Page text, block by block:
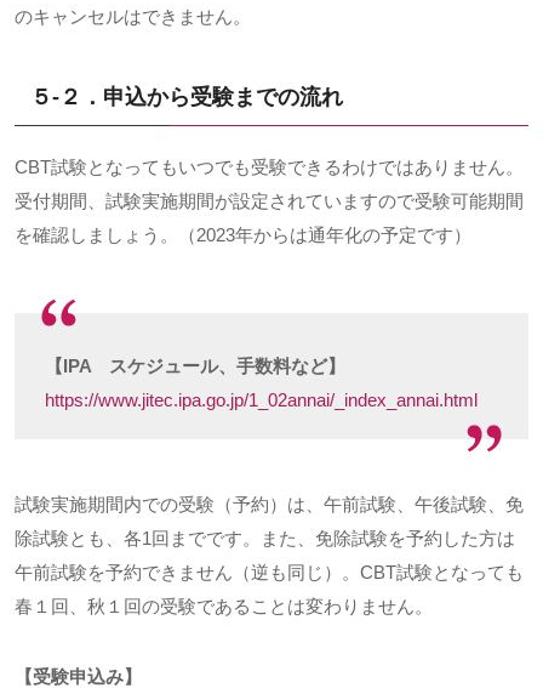
のキャンセルはできません。
５-２．申込から受験までの流れ
CBT試験となってもいつでも受験できるわけではありません。
受付期間、試験実施期間が設定されていますので受験可能期間
を確認しましょう。（2023年からは通年化の予定です）
【IPA スケジュール、手数料など】
https://www.jitec.ipa.go.jp/1_02annai/_index_annai.html
試験実施期間内での受験（予約）は、午前試験、午後試験、免
除試験とも、各1回までです。また、免除試験を予約した方は
午前試験を予約できません（逆も同じ）。 CBT試験となっても
春１回、秋１回の受験であることは変わりません。
【受験申込み】